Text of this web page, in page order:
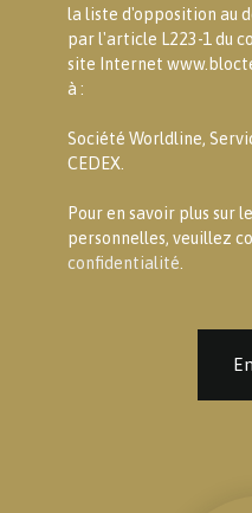
la liste d'opposition au
par l'article L223-1 du
site Internet
à :
Société Worldline,
CEDEX.
Pour en savoir plus sur
personnelles, veuillez
confidentialité